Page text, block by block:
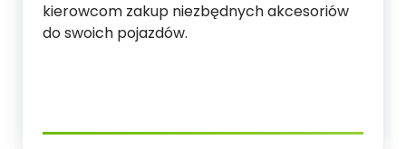
kierowcom zakup niezbędnych akcesoriów
do swoich pojazdów.